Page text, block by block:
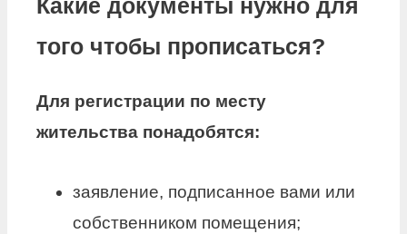
Какие документы нужно для
того чтобы прописаться?
Для регистрации по месту
жительства понадобятся:
заявление, подписанное вами или
собственником помещения;